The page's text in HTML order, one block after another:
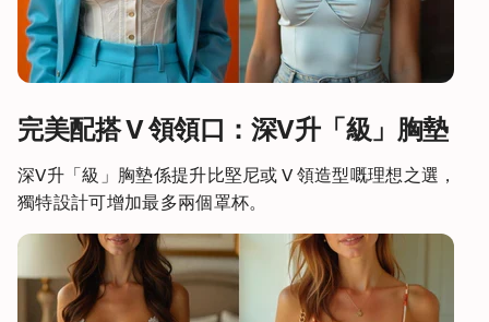
完美配搭 V 領領口：深V升「級」胸墊
深V升「級」胸墊係提升比堅尼或 V 領造型嘅理想之選，
獨特設計可增加最多兩個罩杯。